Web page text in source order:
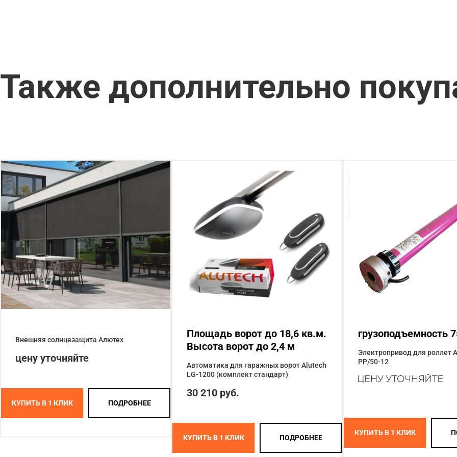
Также дополнительно
Внешняя солнцезащита Алютех
цену уточняйте
КУПИТЬ В 1 КЛИК ПОДРОБНЕЕ
Площадь ворот до 18,6 кв.м.
Высота ворот до 2,4 м
Автоматика для гаражных ворот Alutech
LG-1200 (комплект стандарт)
30 210 руб.
КУПИТЬ В 1 КЛИК ПОДРОБНЕЕ
грузоподъемность
Электропривод для роллет
PP/50-12
КУПИТЬ В 1 КЛИК